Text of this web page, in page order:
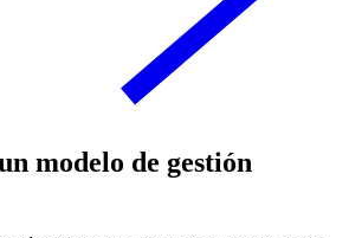
modelo de gestión